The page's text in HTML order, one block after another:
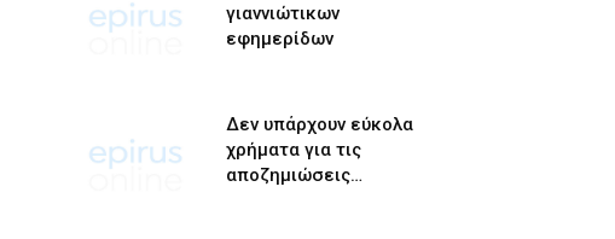
γιαννιώτικων
εφημερίδων
Δεν υπάρχουν εύκολα
χρήματα για τις
αποζημιώσεις…